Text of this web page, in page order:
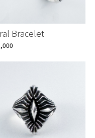
Bracelet